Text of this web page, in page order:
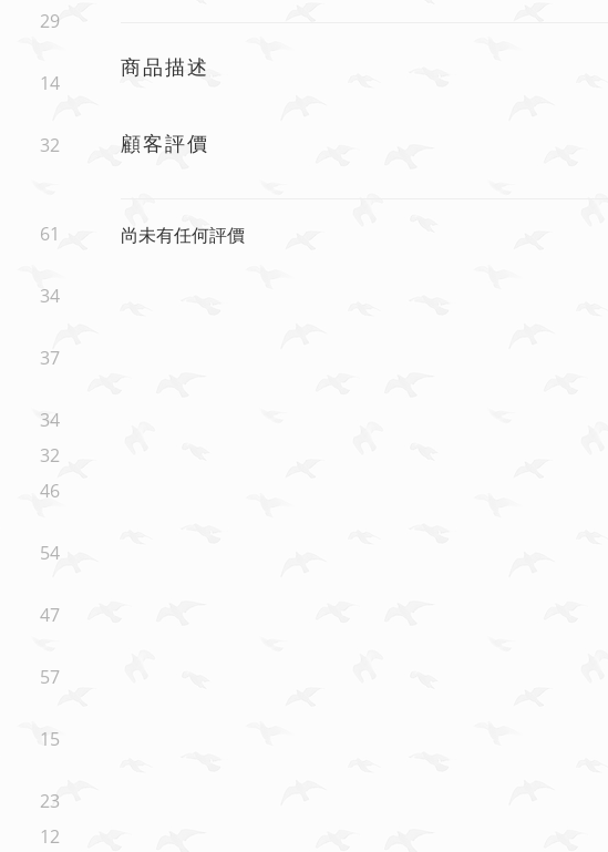
29
14
32
61
34
37
34
32
46
54
47
57
15
23
12
商品描述
顧客評價
尚未有任何評價